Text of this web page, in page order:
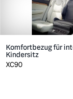
Komfortbezug für
Kindersitz
XC90